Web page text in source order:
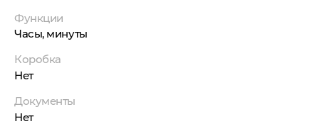
Функции
Часы, минуты
Коробка
Нет
Документы
Нет